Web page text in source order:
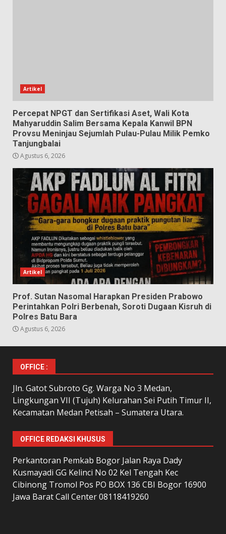
Artikel
Percepat NPGT dan Sertifikasi Aset, Wali Kota
Mahyaruddin Salim Bersama Kepala Kanwil BPN
Provsu Meninjau Sejumlah Pulau-Pulau Milik Pemko
Tanjungbalai
Agustus 6, 2026
Artikel
Prof. Sutan Nasomal Harapkan Presiden Prabowo
Perintahkan Polri Berbenah, Soroti Dugaan Kisruh di
Polres Batu Bara
Agustus 6, 2026
OFFICE :
Jln. Gatot Subroto Gg. Warga No 3 Medan,
Lingkungan VII (Tujuh) Kelurahan Sei Putih Timur II,
Kecamatan Medan Petisah – Sumatera Utara.
OFFICE REDAKSI KHUSUS
Perkantoran Pemkab Bogor Jalan Raya Dady
Kusmayadi GG Kelinci No 02 Kel Tengah Kec
Cibinong Tromol Pos PO BOX 136 CBI Bogor 16900
Jawa Barat Call Center 08118419260